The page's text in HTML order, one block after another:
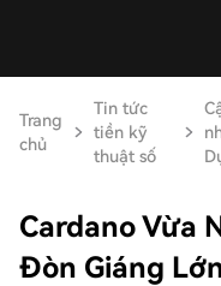
Trang
chủ
Tin tức
tiền kỹ
thuật số
Cardano Vừa
Đòn Giáng